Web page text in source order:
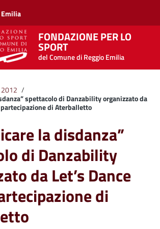
Emilia
la navigazione
FONDAZIONE PER LO
SPORT
del Comune di Reggio Emilia
2012 /
spettacolo di Danzability organizzato da
partecipazione di Aterballetto
la disdanza”
di Danzability
da Let’s Dance
di